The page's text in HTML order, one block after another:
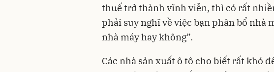
thuế trở thành vĩnh viễn, thì có rất
phải suy nghĩ về việc bạn phân bổ nhà
nhà máy hay không”.
Các nhà sản xuất ô tô cho biết rất khó